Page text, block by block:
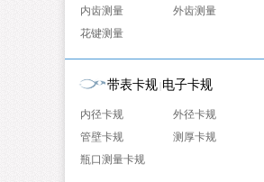
内齿测量
外齿测量
花键测量
带表卡规 电子卡规
内径卡规
外径卡规
管壁卡规
测厚卡规
瓶口测量卡规